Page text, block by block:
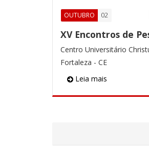
OUTUBRO 02
Centro Universitário
Fortaleza - CE
Leia mais